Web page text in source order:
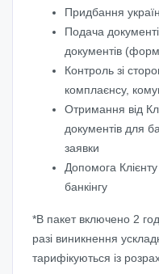
Придбання
Подача
документів
Контроль зі
комплаєнсу,
Отримання від
документів для
заявки
Допомога
банкінгу
*В пакет включено 2
разі виникнення
тарифікуються із